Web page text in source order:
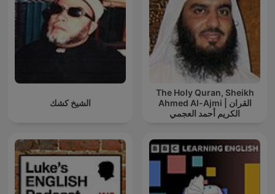
الشيخ كشك
The Holy Quran, Sheikh
Ahmed Al-Ajmi | القران
الكريم أحمد العجمي